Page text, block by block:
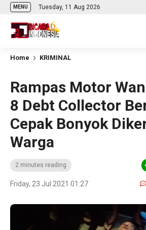
MENU Tuesday, 11 Aug 2026
Home KRIMINAL
Rampas Motor
8 Debt Collector
Cepak Bonyok
Warga
2 minutes reading
Friday, 23 Jul 2021 01:27